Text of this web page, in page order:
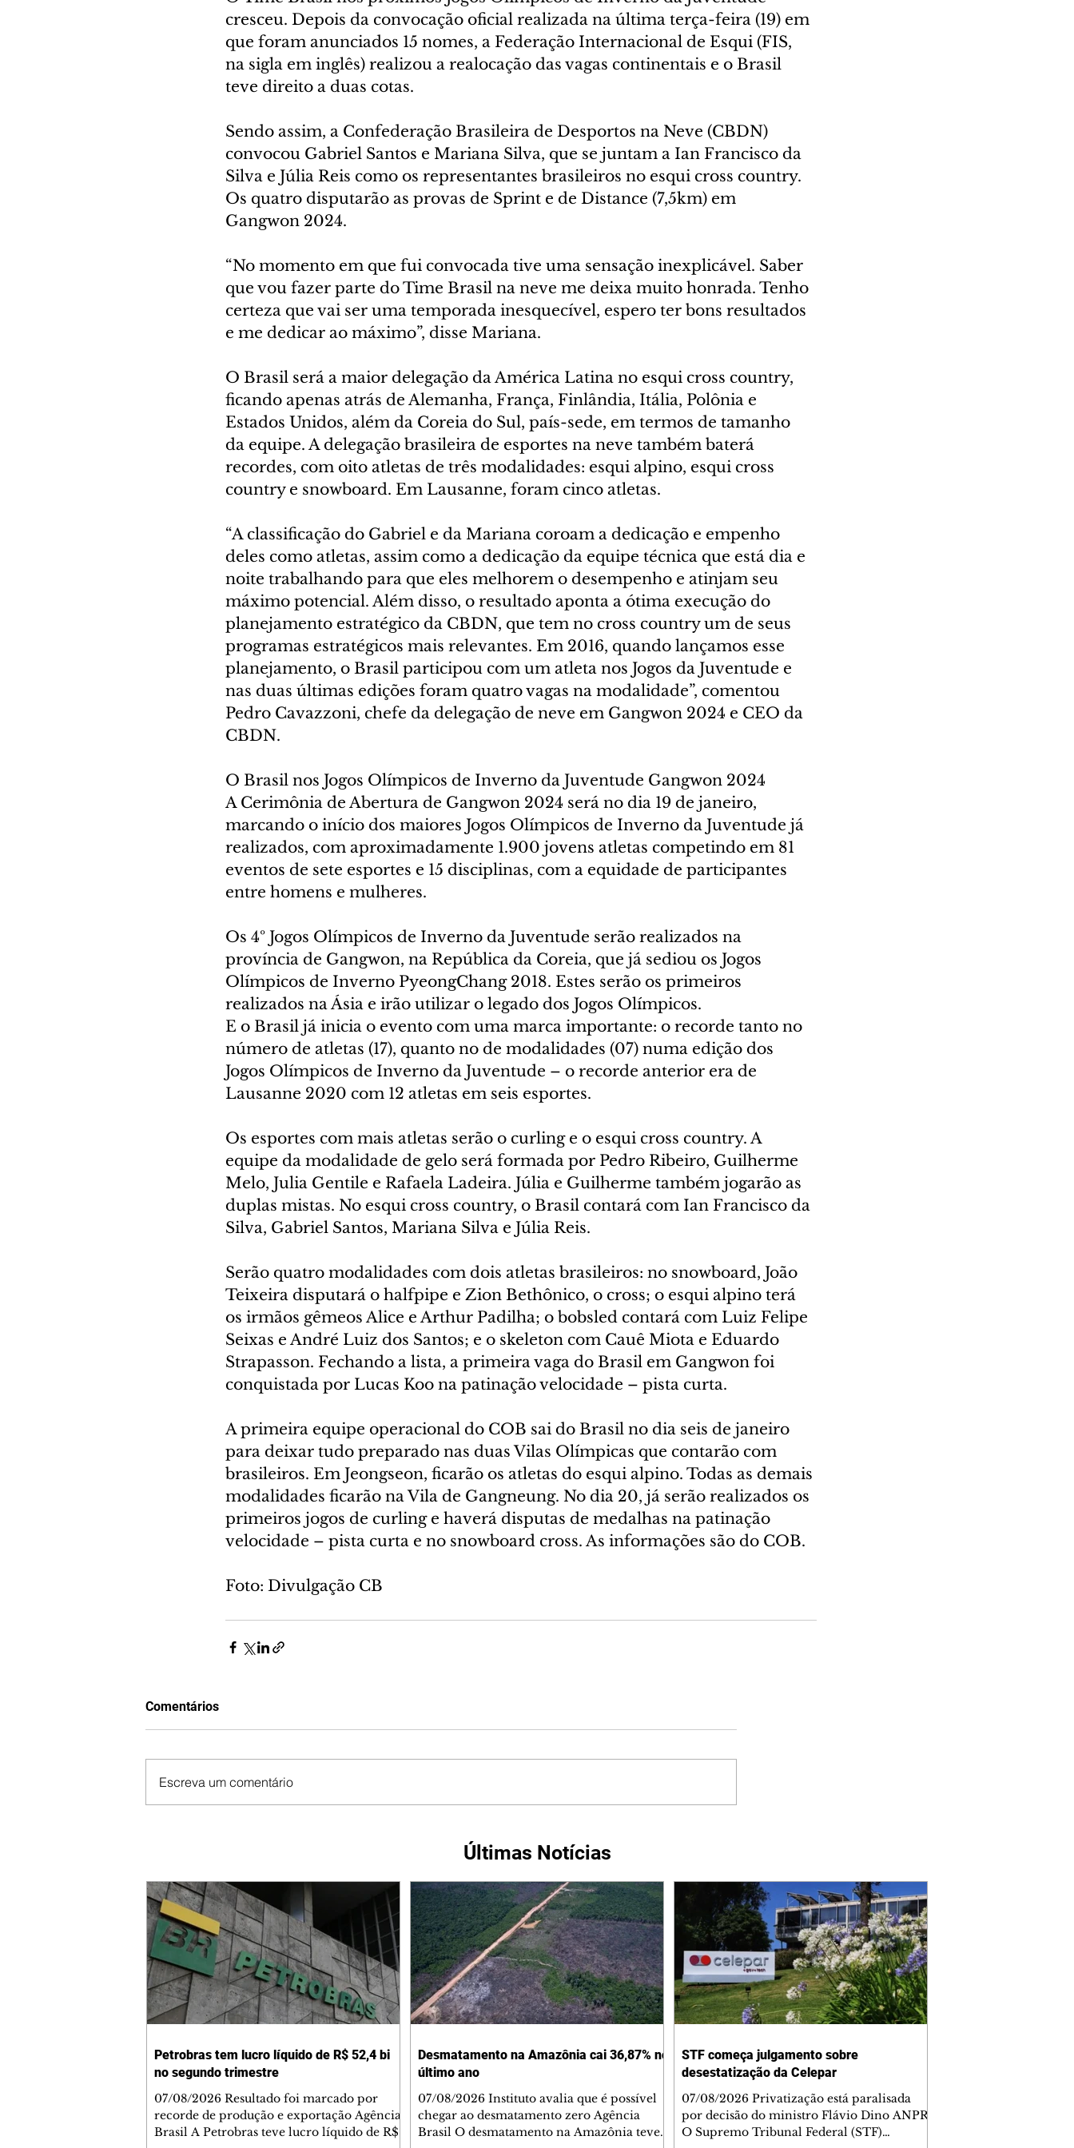
cresceu. Depois da convocação oficial realizada na última terça-feira (19) em
que foram anunciados 15 nomes, a Federação Internacional de Esqui (FIS,
na sigla em inglês) realizou a realocação das vagas continentais e o Brasil
teve direito a duas cotas.
Sendo assim, a Confederação Brasileira de Desportos na Neve (CBDN)
convocou Gabriel Santos e Mariana Silva, que se juntam a Ian Francisco da
Silva e Júlia Reis como os representantes brasileiros no esqui cross country.
Os quatro disputarão as provas de Sprint e de Distance (7,5km) em
Gangwon 2024.
“No momento em que fui convocada tive uma sensação inexplicável. Saber
que vou fazer parte do Time Brasil na neve me deixa muito honrada. Tenho
certeza que vai ser uma temporada inesquecível, espero ter bons resultados
e me dedicar ao máximo”, disse Mariana.
O Brasil será a maior delegação da América Latina no esqui cross country,
ficando apenas atrás de Alemanha, França, Finlândia, Itália, Polônia e
Estados Unidos, além da Coreia do Sul, país-sede, em termos de tamanho
da equipe. A delegação brasileira de esportes na neve também baterá
recordes, com oito atletas de três modalidades: esqui alpino, esqui cross
country e snowboard. Em Lausanne, foram cinco atletas.
“A classificação do Gabriel e da Mariana coroam a dedicação e empenho
deles como atletas, assim como a dedicação da equipe técnica que está dia e
noite trabalhando para que eles melhorem o desempenho e atinjam seu
máximo potencial. Além disso, o resultado aponta a ótima execução do
planejamento estratégico da CBDN, que tem no cross country um de seus
programas estratégicos mais relevantes. Em 2016, quando lançamos esse
planejamento, o Brasil participou com um atleta nos Jogos da Juventude e
nas duas últimas edições foram quatro vagas na modalidade”, comentou
Pedro Cavazzoni, chefe da delegação de neve em Gangwon 2024 e CEO da
CBDN.
O Brasil nos Jogos Olímpicos de Inverno da Juventude Gangwon 2024
A Cerimônia de Abertura de Gangwon 2024 será no dia 19 de janeiro,
marcando o início dos maiores Jogos Olímpicos de Inverno da Juventude já
realizados, com aproximadamente 1.900 jovens atletas competindo em 81
eventos de sete esportes e 15 disciplinas, com a equidade de participantes
entre homens e mulheres.
Os 4º Jogos Olímpicos de Inverno da Juventude serão realizados na
província de Gangwon, na República da Coreia, que já sediou os Jogos
Olímpicos de Inverno PyeongChang 2018. Estes serão os primeiros
realizados na Ásia e irão utilizar o legado dos Jogos Olímpicos.
E o Brasil já inicia o evento com uma marca importante: o recorde tanto no
número de atletas (17), quanto no de modalidades (07) numa edição dos
Jogos Olímpicos de Inverno da Juventude – o recorde anterior era de
Lausanne 2020 com 12 atletas em seis esportes.
Os esportes com mais atletas serão o curling e o esqui cross country. A
equipe da modalidade de gelo será formada por Pedro Ribeiro, Guilherme
Melo, Julia Gentile e Rafaela Ladeira. Júlia e Guilherme também jogarão as
duplas mistas. No esqui cross country, o Brasil contará com Ian Francisco da
Silva, Gabriel Santos, Mariana Silva e Júlia Reis.
Serão quatro modalidades com dois atletas brasileiros: no snowboard, João
Teixeira disputará o halfpipe e Zion Bethônico, o cross; o esqui alpino terá
os irmãos gêmeos Alice e Arthur Padilha; o bobsled contará com Luiz Felipe
Seixas e André Luiz dos Santos; e o skeleton com Cauê Miota e Eduardo
Strapasson. Fechando a lista, a primeira vaga do Brasil em Gangwon foi
conquistada por Lucas Koo na patinação velocidade – pista curta.
A primeira equipe operacional do COB sai do Brasil no dia seis de janeiro
para deixar tudo preparado nas duas Vilas Olímpicas que contarão com
brasileiros. Em Jeongseon, ficarão os atletas do esqui alpino. Todas as demais
modalidades ficarão na Vila de Gangneung. No dia 20, já serão realizados os
primeiros jogos de curling e haverá disputas de medalhas na patinação
velocidade – pista curta e no snowboard cross. As informações são do COB.
Foto: Divulgação CB
Comentários
Escreva um comentário
Últimas Notícias
Petrobras tem lucro líquido de R$ 52,4 bi
no segundo trimestre
07/08/2026 Resultado foi marcado por
recorde de produção e exportação Agência
Brasil A Petrobras teve lucro líquido de R$
Desmatamento na Amazônia cai 36,87% no
último ano
07/08/2026 Instituto avalia que é possível
chegar ao desmatamento zero Agência
Brasil O desmatamento na Amazônia teve
STF começa julgamento sobre
desestatização da Celepar
07/08/2026 Privatização está paralisada
por decisão do ministro Flávio Dino ANPR
O Supremo Tribunal Federal (STF)